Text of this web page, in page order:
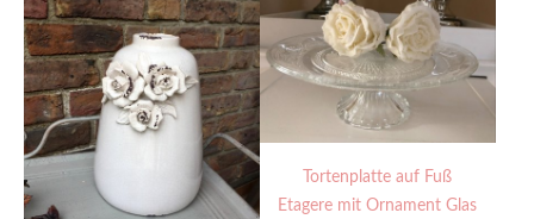
Tortenplatte auf Fuß
Etagere mit Ornament Glas